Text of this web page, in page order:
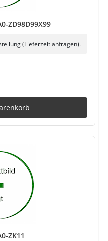
ZD98D99X99
(Lieferzeit anfragen).
ZK11